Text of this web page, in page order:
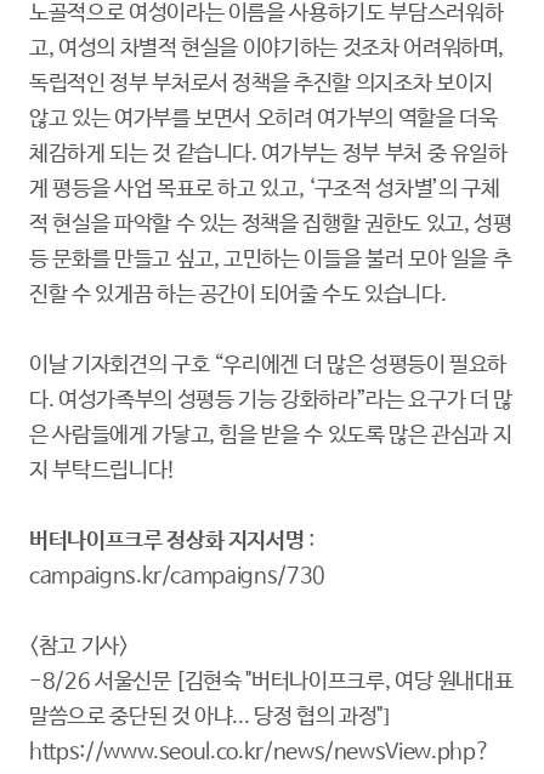
노골적으로 여성이라는 이름을 사용하기도 부담스러워하
고, 여성의 차별적 현실을 이야기하는 것조차 어려워하며,
독립적인 정부 부처로서 정책을 추진할 의지조차 보이지
않고 있는 여가부를 보면서 오히려 여가부의 역할을 더욱
체감하게 되는 것 같습니다. 여가부는 정부 부처 중 유일하
게 평등을 사업 목표로 하고 있고, ‘구조적 성차별’의 구체
적 현실을 파악할 수 있는 정책을 집행할 권한도 있고, 성평
등 문화를 만들고 싶고, 고민하는 이들을 불러 모아 일을 추
진할 수 있게끔 하는 공간이 되어줄 수도 있습니다.
이날 기자회견의 구호 “우리에겐 더 많은 성평등이 필요하
다. 여성가족부의 성평등 기능 강화하라”라는 요구가 더 많
은 사람들에게 가닿고, 힘을 받을 수 있도록 많은 관심과 지
지 부탁드립니다!
버터나이프크루 정상화 지지서명 :
campaigns.kr/campaigns/730
<참고 기사>
-8/26 서울신문 [김현숙 "버터나이프크루, 여당 원내대표
말씀으로 중단된 것 아냐... 당정 협의 과정"]
https://www.seoul.co.kr/news/newsView.php?